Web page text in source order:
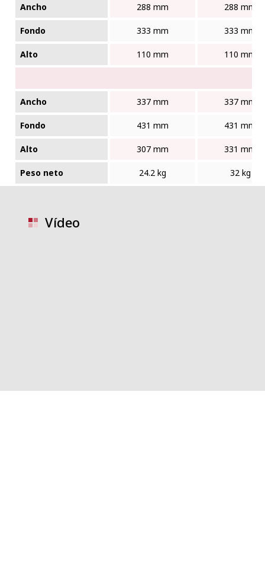
Ancho 288 mm 288 mm
Fondo 333 mm 333 mm
Alto 110 mm 110 mm
Ancho 337 mm 337 mm
Fondo 431 mm 431 mm
Alto 307 mm 331 mm
Peso neto 24.2 kg 32 kg
Vídeo